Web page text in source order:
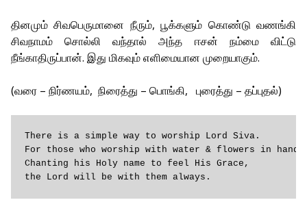
தினமும் சிவபெருமானை நீரும், பூக்களும் கொண்டு வணங்கி
சிவநாமம் சொல்லி வந்தால் அந்த ஈசன் நம்மை விட்டு
நீங்காதிருப்பான். இது மிகவும் எளிமையான முறையாகும்.
(வரை – நிர்ணயம், நிரைத்து – பொங்கி, புரைத்து – தப்புதல்)
There is a simple way to worship Lord Siva.
For those who worship with water & flowers in
Chanting his Holy name to feel His Grace,
the Lord will be with them always.